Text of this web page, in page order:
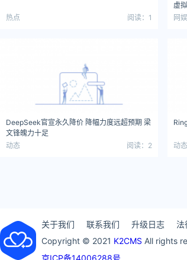
热点 阅读：1
虚
网娱
DeepSeek官宣永久降价 降幅力度远超预期 梁
文锋魄力十足
动态
阅读：2 动态
关于我们 联系我们 升级日志 法
Copyright © 2021 K2CMS All rights
京ICP备14006288号